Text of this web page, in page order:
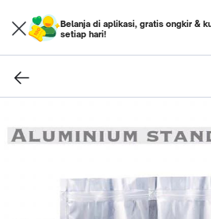
Belanja di aplikasi, gratis ongkir &
setiap hari!